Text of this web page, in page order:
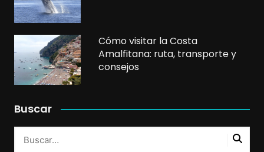
Cómo visitar la Costa
Amalfitana: ruta, transporte y
consejos
Buscar